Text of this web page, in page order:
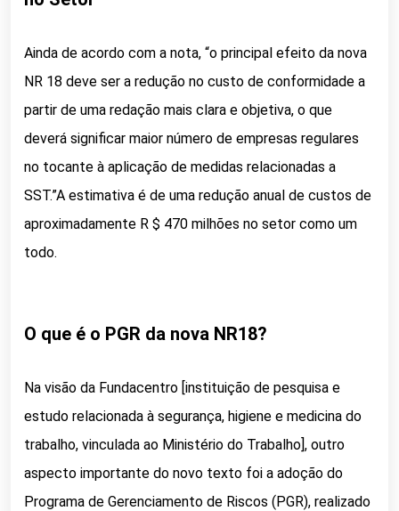
Ainda de acordo com a nota, “o principal efeito da nova
NR 18 deve ser a redução no custo de conformidade a
partir de uma redação mais clara e objetiva, o que
deverá significar maior número de empresas regulares
no tocante à aplicação de medidas relacionadas a
SST.”A estimativa é de uma redução anual de custos de
aproximadamente R $ 470 milhões no setor como um
todo.
O que é o PGR da nova NR18?
Na visão da Fundacentro [instituição de pesquisa e
estudo relacionada à segurança, higiene e medicina do
trabalho, vinculada ao Ministério do Trabalho], outro
aspecto importante do novo texto foi a adoção do
Programa de Gerenciamento de Riscos (PGR), realizado